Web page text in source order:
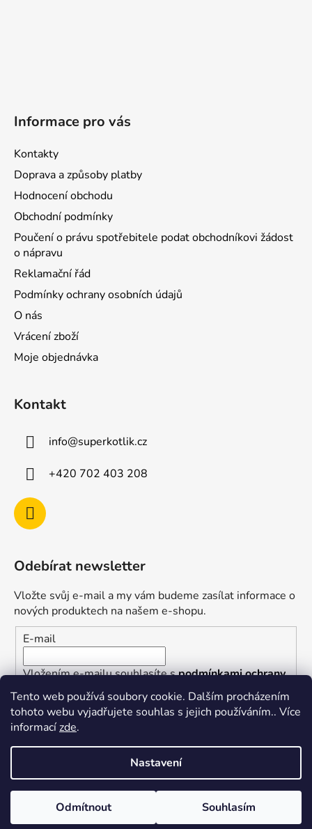
Tento web používá soubory cookie. Dalším procházením
tohoto webu vyjadřujete souhlas s jejich používáním.. Více
informacízde.
Nastavení
Odmítnout Souhlasím
Informace pro vás
Kontakty
Doprava a způsoby platby
Hodnocení obchodu
Obchodní podmínky
Poučení o právu spotřebitele podat obchodníkovi žádost
o nápravu
Reklamační řád
Podmínky ochrany osobních údajů
O nás
Vrácení zboží
Moje objednávka
Kontakt
info@superkotlik.cz
+420 702 403 208
Odebírat newsletter
Vložte svůj e-mail a my vám budeme zasílat informace o
nových produktech na našem e-shopu.
E-mail
Vložením e-mailu souhlasíte spodmínkami ochrany
osobních údajů
PŘIHLÁSIT SE
Vytvořil Shoptet
Copyright 2026
. Všechna práva